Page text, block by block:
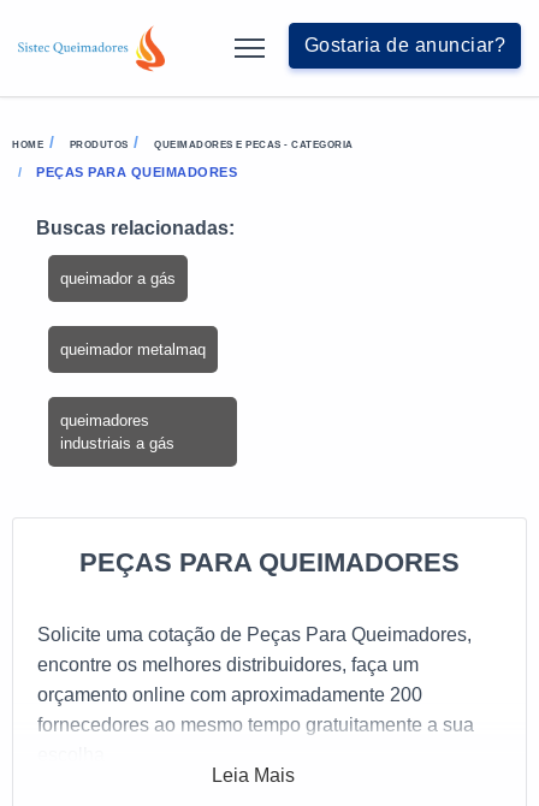
Gostaria de anunciar?
HOME PRODUTOS QUEIMADORES E PECAS - CATEGORIA
PEÇAS PARA QUEIMADORES
Buscas relacionadas:
queimador a gás
queimador metalmaq
queimadores
industriais a gás
PEÇAS PARA QUEIMADORES
Solicite uma cotação de Peças Para Queimadores,
encontre os melhores distribuidores, faça um
orçamento online com aproximadamente 200
fornecedores ao mesmo tempo gratuitamente a sua
Leia Mais